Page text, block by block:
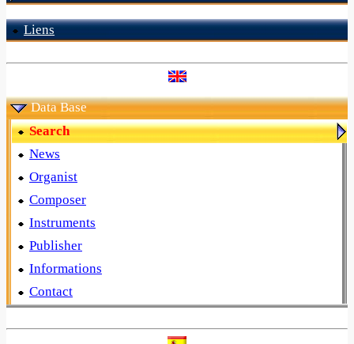
Liens
Data Base
Search
News
Organist
Composer
Instruments
Publisher
Informations
Contact